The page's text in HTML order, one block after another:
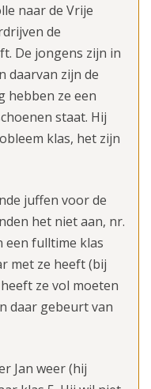
naar de Vrije
de
De jongens zijn in
daarvan zijn de
hebben ze een
staat. Hij
klas, het zijn
juffen voor de
het niet aan, nr.
een fulltime klas
met ze heeft (bij
ze vol moeten
daar gebeurt van
Jan weer (hij